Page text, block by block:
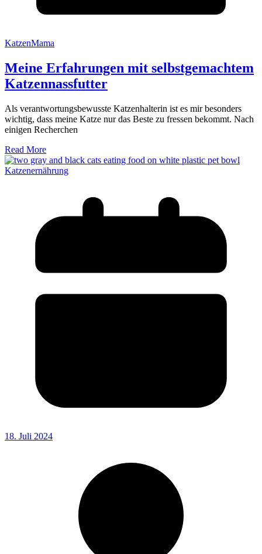
KatzenMama
Meine Erfahrungen mit selbstgemachtem
Katzennassfutter
Als verantwortungsbewusste Katzenhalterin ist es mir besonders
wichtig, dass meine Katze nur das Beste zu fressen bekommt. Nach
einigen Recherchen
Read More
Katzenernährung
18. Juli 2024